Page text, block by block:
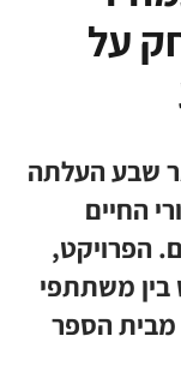
על
שבע העלתה
החיים
הפרויקט,
בין משתתפי
מבית הספר